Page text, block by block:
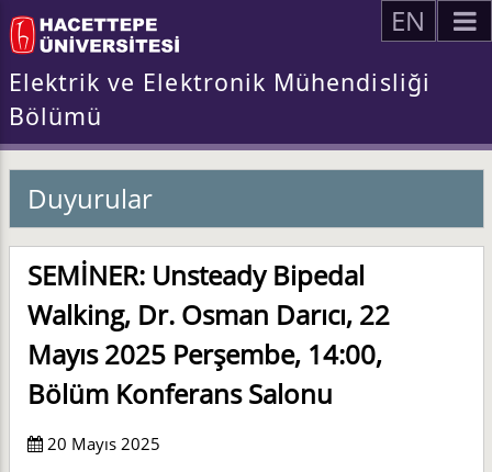
EN
Elektrik ve Elektronik Mühendisliği
Bölümü
Duyurular
SEMİNER: Unsteady Bipedal
Walking, Dr. Osman Darıcı, 22
Mayıs 2025 Perşembe, 14:00,
Bölüm Konferans Salonu
20 Mayıs 2025